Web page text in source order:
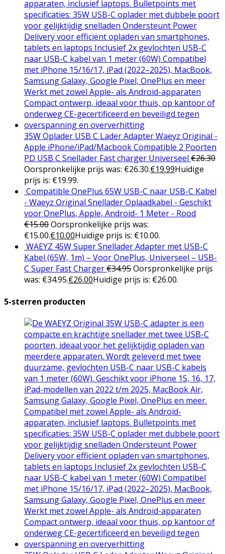
35W Oplader USB C Lader Adapter Waeyz Original -
Apple iPhone/iPad/Macbook Compatible 2 Poorten
PD USB C Snellader Fast charger Universeel €26.30
Oorspronkelijke prijs was: €26.30.€19.99Huidige
prijs is: €19.99.
Compatible OnePlus 65W USB-C naar USB-C Kabel
- Waeyz Original Snellader Oplaadkabel - Geschikt
voor OnePlus, Apple, Android- 1 Meter - Rood
€15.00Oorspronkelijke prijs was:
€15.00.€10.00Huidige prijs is: €10.00.
WAEYZ 45W Super Snellader Adapter met USB-C
Kabel (65W, 1m) – Voor OnePlus, Universeel – USB-
C Super Fast Charger€34.95Oorspronkelijke prijs
was: €34.95.€26.00Huidige prijs is: €26.00.
5-sterren producten